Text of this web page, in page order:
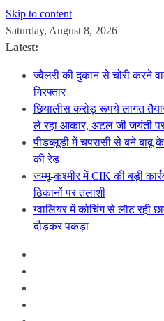
Skip to content
Saturday, August 8, 2026
Latest:
ज्वैलरी की दुकान से चोरी करने
गिरफ्तार
छियालीस करोड़ रूपये लागत
ले रहा आकार, अटल जी जयंती
पीडब्लूडी में चपरासी से बने
की रेड
जम्मू-कश्मीर में CIK की बड़ी
ठिकानों पर तलाशी
ग्वालियर में कोचिंग से लौट रही
दौड़कर पकड़ा